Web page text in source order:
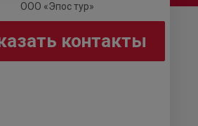
контакты